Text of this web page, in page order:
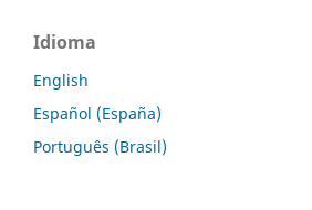
Idioma
English
Español (España)
Português (Brasil)